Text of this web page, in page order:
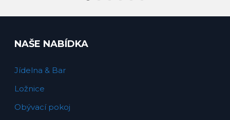
NAŠE NABÍDKA
Jídelna & Bar
Ložnice
Obývací pokoj